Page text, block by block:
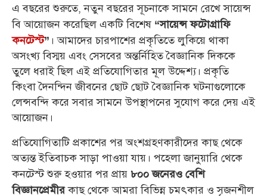
এ বছরের শুরুতে, নতুন বছরের সূচনাকে সামনে রেখে সায়েন্স
বি আয়োজন করেছিল একটি বিশেষ “সায়েন্স ফটোগ্রাফি
কনটেস্ট” । আমাদের চারপাশের প্রকৃতিতে লুকিয়ে থাকা
অসংখ্য বিস্ময় এবং সেসবের অন্তর্নিহিত বৈজ্ঞানিক দিককে
তুলে ধরাই ছিল এই প্রতিযোগিতার মূল উদ্দেশ্য। প্রকৃতি
কিংবা দৈনন্দিন জীবনের ছোট ছোট বৈজ্ঞানিক ঘটনাগুলোকে
লেন্সবন্দি করে সবার সামনে উপস্থাপনের সুযোগ করে দেয় এই
আয়োজন।
প্রতিযোগিতাটি প্রকাশের পর অংশগ্রহণকারীদের কাছ থেকে
অত্যন্ত ইতিবাচক সাড়া পাওয়া যায়। পহেলা জানুয়ারি থেকে
কনটেস্ট শুরু হওয়ার পর প্রায় ৮০০ জনেরও বেশি
বিজ্ঞানপ্রেমীরকাছ থেকে আমরা বিভিন্ন চমৎকার ও সৃজনশীল